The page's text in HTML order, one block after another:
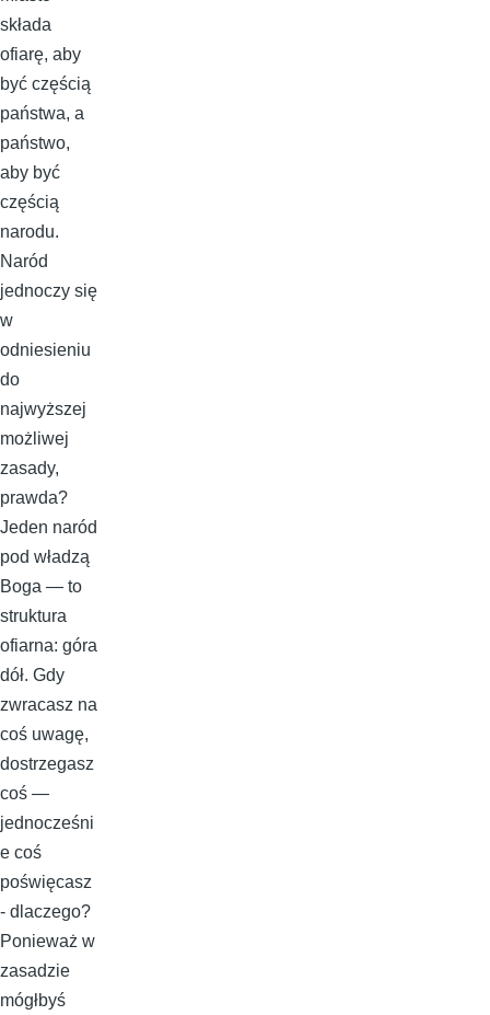
składa
ofiarę, aby
być częścią
państwa, a
państwo,
aby być
częścią
narodu.
Naród
jednoczy się
w
odniesieniu
do
najwyższej
możliwej
zasady,
prawda?
Jeden naród
pod władzą
Boga — to
struktura
ofiarna: góra
dół. Gdy
zwracasz na
coś uwagę,
dostrzegasz
coś —
jednocześni
e coś
poświęcasz
- dlaczego?
Ponieważ w
zasadzie
mógłbyś